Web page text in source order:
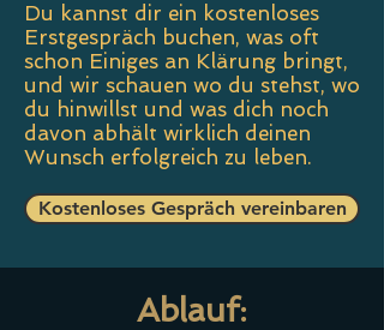
Du kannst dir ein kostenloses
Erstgespräch buchen, was oft
schon Einiges an Klärung bringt,
und wir schauen wo du stehst, wo
du hinwillst und was dich noch
davon abhält wirklich deinen
Wunsch erfolgreich zu leben.
Kostenloses Gespräch vereinbaren
Ablauf: